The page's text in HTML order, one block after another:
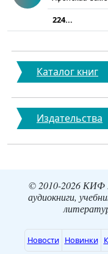
224...
Каталог книг
Издательства
© 2010-2026 КИФ
аудиокниги,
Новости Новинки